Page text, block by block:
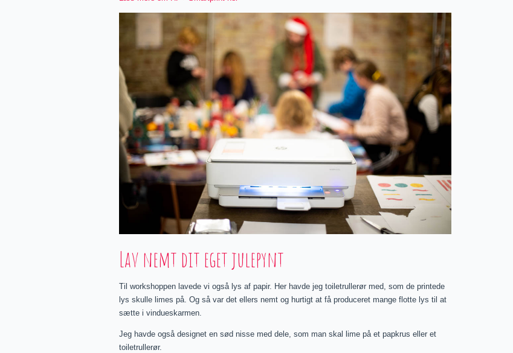
Lav nemt dit eget julepynt
Til workshoppen lavede vi også lys af papir. Her havde jeg toiletrullerør med, som de printede
lys skulle limes på. Og så var det ellers nemt og hurtigt at få produceret mange flotte lys til at
sætte i vindueskarmen.
Jeg havde også designet en sød nisse med dele, som man skal lime på et papkrus eller et
toiletrullerør.